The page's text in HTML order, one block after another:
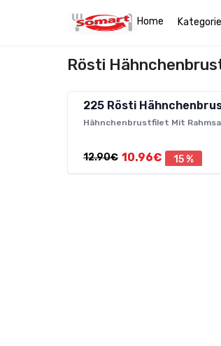
Home
Rösti
225 Rösti
Hähnchenbrustfilet Mit
12.90€ 10.96€ 15 %